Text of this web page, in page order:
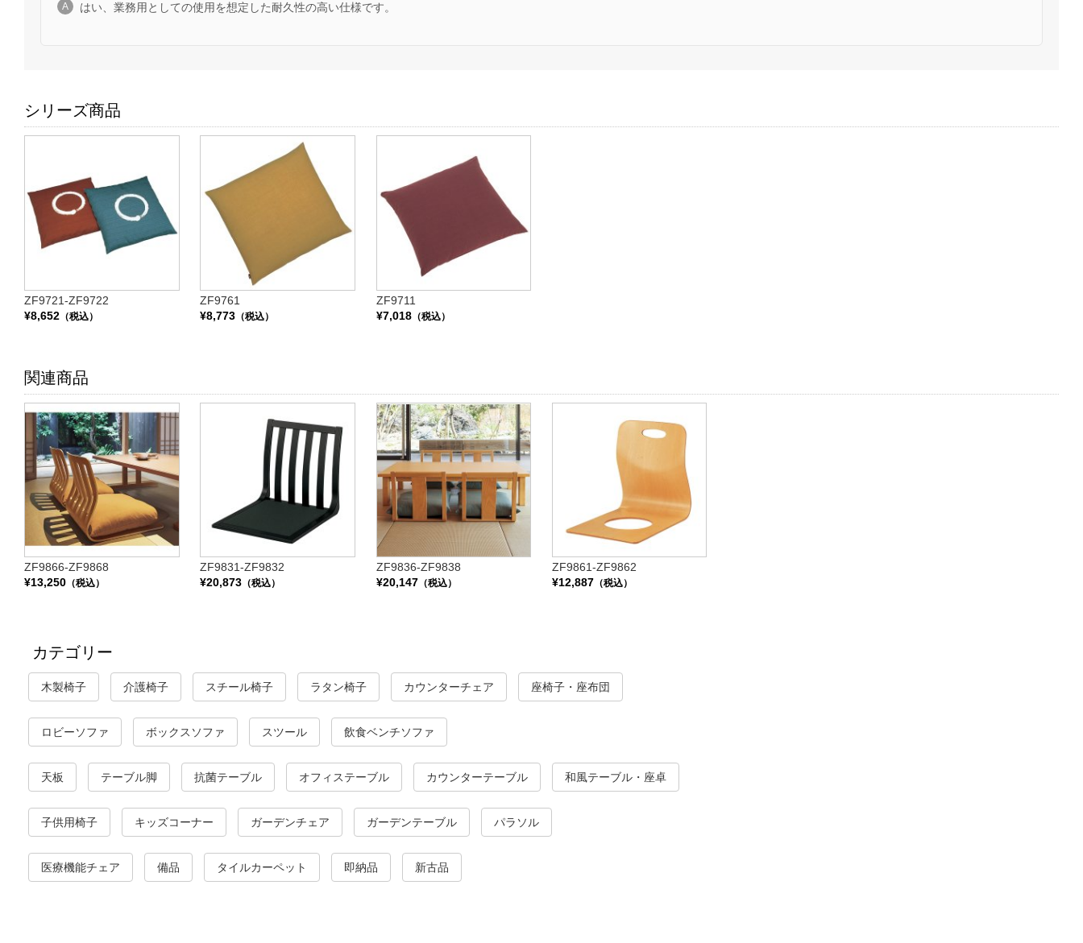
はい、業務用としての使用を想定した耐久性の高い仕様です。
シリーズ商品
ZF9721-ZF9722
¥8,652 （税込）
ZF9761
¥8,773 （税込）
ZF9711
¥7,018（税込）
関連商品
ZF9866-ZF9868
¥13,250 （税込）
ZF9831-ZF9832
¥20,873 （税込）
ZF9836-ZF9838
¥20,147（税込）
ZF9861-ZF9862
¥12,887（税込）
カテゴリー
木製椅子 介護椅子 スチール椅子 ラタン椅子 カウンターチェア 座椅子・座布団
ロビーソファ ボックスソファ スツール 飲食ベンチソファ
天板 テーブル脚 抗菌テーブル オフィステーブル カウンターテーブル 和風テーブル・座卓
子供用椅子 キッズコーナー ガーデンチェア ガーデンテーブル パラソル
医療機能チェア 備品 タイルカーペット 即納品 新古品